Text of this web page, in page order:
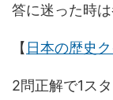
答に迷った時
【日本の歴史
2問正解で1ス